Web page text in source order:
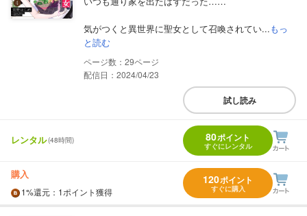
気がつくと異世界に聖女として召喚されてい...もっ
と読む
29
配信日：2024/04/23
試し読み
レンタル(48時間) 80ポイント
すぐにレンタル
購入
1%還元 ：1ポイント獲得
120ポイント
すぐに購入